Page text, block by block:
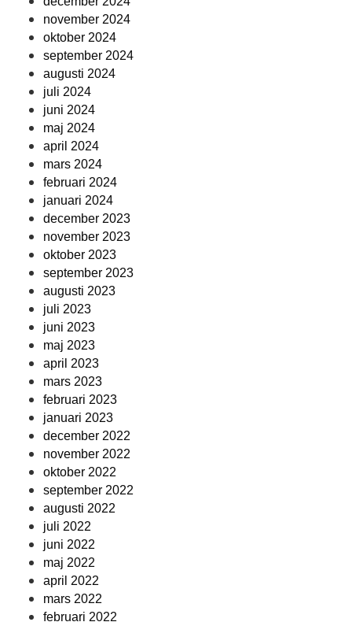
november 2024
oktober 2024
september 2024
augusti 2024
juli 2024
juni 2024
maj 2024
april 2024
mars 2024
februari 2024
januari 2024
december 2023
november 2023
oktober 2023
september 2023
augusti 2023
juli 2023
juni 2023
maj 2023
april 2023
mars 2023
februari 2023
januari 2023
december 2022
november 2022
oktober 2022
september 2022
augusti 2022
juli 2022
juni 2022
maj 2022
april 2022
mars 2022
februari 2022